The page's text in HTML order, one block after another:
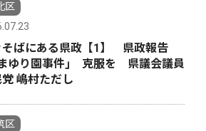
区
そばにある県政【1】 県政報告
ゆり園事件｣ 克服を 県議会議員
党 嶋村ただし
区